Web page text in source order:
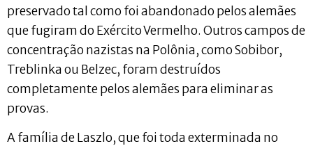
preservado tal como foi abandonado pelos alemães
que fugiram do Exército Vermelho. Outros campos de
concentração nazistas na Polônia, como Sobibor,
Treblinka ou Belzec, foram destruídos
completamente pelos alemães para eliminar as
provas.
A família de Laszlo, que foi toda exterminada no